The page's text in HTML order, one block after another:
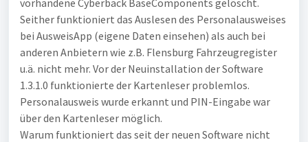
vorhandene Cyberback BaseComponents gelöscht.
Seither funktioniert das Auslesen des Personalausweises
bei AusweisApp (eigene Daten einsehen) als auch bei
anderen Anbietern wie z.B. Flensburg Fahrzeugregister
u.ä. nicht mehr. Vor der Neuinstallation der Software
1.3.1.0 funktionierte der Kartenleser problemlos.
Personalausweis wurde erkannt und PIN-Eingabe war
über den Kartenleser möglich.
Warum funktioniert das seit der neuen Software nicht